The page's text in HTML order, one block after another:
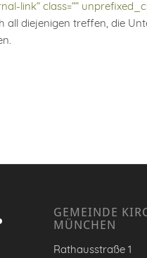
link“ class=““
all diejenigen treffen, die
GEMEINDE
MÜNCHEN
Rathausstraße 1